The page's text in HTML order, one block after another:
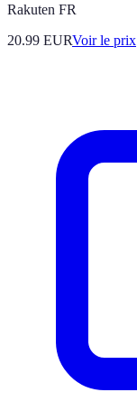
Rakuten FR
20.99 EURVoir le prix